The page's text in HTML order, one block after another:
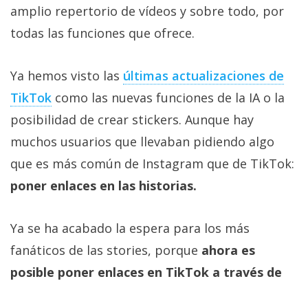
amplio repertorio de vídeos y sobre todo, por
todas las funciones que ofrece.
Ya hemos visto las últimas actualizaciones de
TikTok como las nuevas funciones de la IA o la
posibilidad de crear stickers. Aunque hay
muchos usuarios que llevaban pidiendo algo
que es más común de Instagram que de TikTok:
poner enlaces en las historias.
Ya se ha acabado la espera para los más
fanáticos de las stories, porque ahora es
posible poner enlaces en TikTok a través de